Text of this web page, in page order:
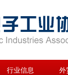
行业信息 外